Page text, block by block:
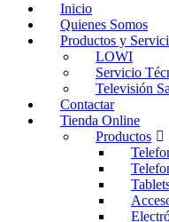
Inicio
Quienes Somos
Productos y
LOWI
Servicio
Televisión
Contactar
Tienda Online
Productos